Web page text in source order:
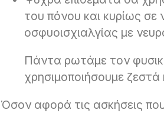
του πόνου και κυρίως σε
οσφυοισχιαλγίας με
Πάντα ρωτάμε τον
χρησιμοποιήσουμε
Όσον αφορά τις ασκήσεις